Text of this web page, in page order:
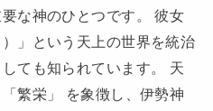
な神のひとつです。 彼女
」という天上の世界を統治
ても知られています。 天
繁栄」 を象徴し、伊勢神